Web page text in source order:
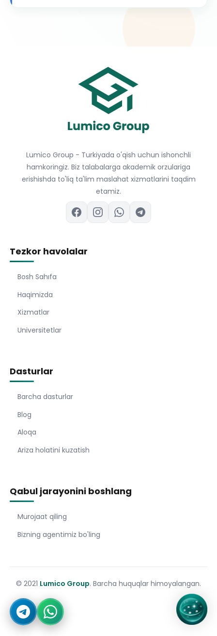
Lumico Group - Turkiyada o'qish uchun ishonchli
hamkoringiz. Biz talabalarga akademik orzulariga
erishishda to'liq ta'lim maslahat xizmatlarini taqdim
etamiz.
Tezkor havolalar
Bosh Sahıfa
Haqimizda
Xizmatlar
Universitetlar
Dasturlar
Barcha dasturlar
Blog
Aloqa
Ariza holatini kuzatish
Qabul jarayonini boshlang
Murojaat qiling
Bizning agentimiz bo'ling
© 2021 Lumico Group. Barcha huquqlar himoyalangan.